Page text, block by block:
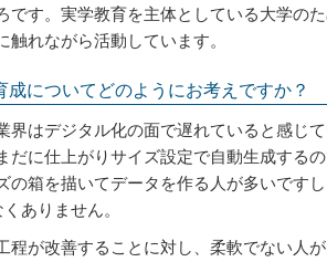
です。実学教育を主体としている大学の
れながら活動しています。
についてどのようにお考えですか？
はデジタル化の面で遅れていると感じ
に仕上がりサイズ設定で自動生成する
箱を描いてデータを作る人が多いです
ありません。
程が改善することに対し、柔軟でない人